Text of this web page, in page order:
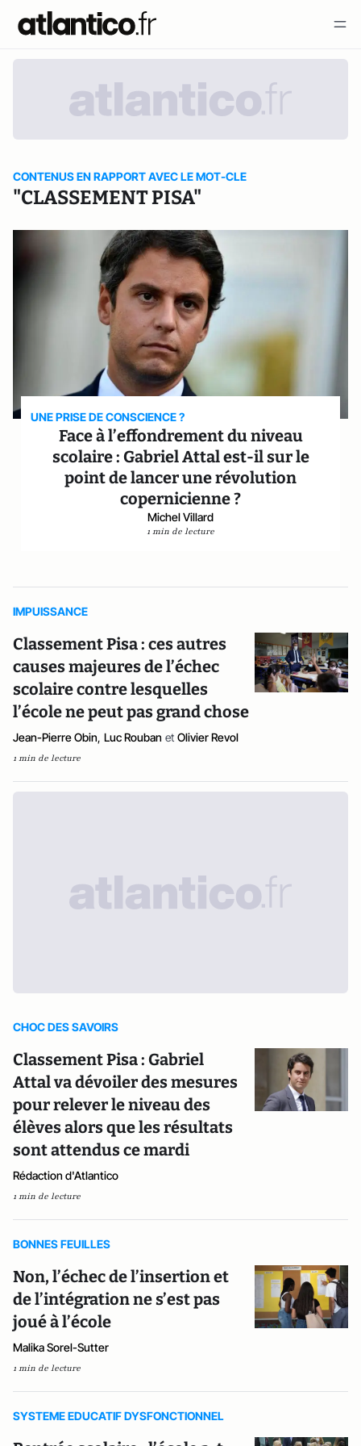
CONTENUS EN RAPPORT AVEC LE MOT-CLE
"CLASSEMENT PISA"
UNE PRISE DE CONSCIENCE ?
Face à l’effondrement du niveau
scolaire : Gabriel Attal est-il sur le
point de lancer une révolution
copernicienne ?
Michel Villard
1 min de lecture
IMPUISSANCE
Classement Pisa : ces autres
causes majeures de l’échec
scolaire contre lesquelles
l’école ne peut pas grand chose
Jean-Pierre Obin, Luc Rouban et Olivier Revol
1 min de lecture
CHOC DES SAVOIRS
Classement Pisa : Gabriel
Attal va dévoiler des mesures
pour relever le niveau des
élèves alors que les résultats
sont attendus ce mardi
Rédaction d'Atlantico
1 min de lecture
BONNES FEUILLES
Non, l’échec de l’insertion et
de l’intégration ne s’est pas
joué à l’école
Malika Sorel-Sutter
1 min de lecture
SYSTEME EDUCATIF DYSFONCTIONNEL